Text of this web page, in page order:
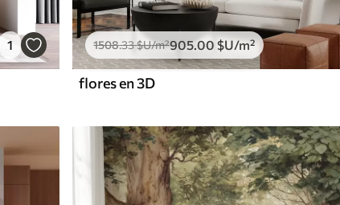
1 1508.33$U/m²905 .00 $U/m²
flores en 3D